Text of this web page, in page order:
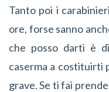
Tanto poi i
ore, forse sanno
che posso darti è
caserma a costituirti
grave. Se ti fai